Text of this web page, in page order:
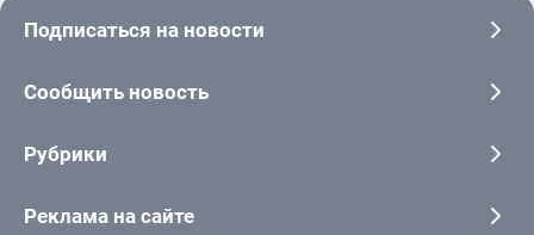
Подписаться на новости
Сообщить новость
Рубрики
Реклама на сайте